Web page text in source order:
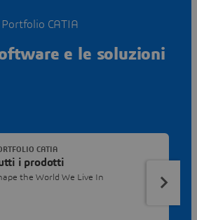
Portfolio CATIA
e le soluzioni
i prodotti
the World We Live In
CATIA